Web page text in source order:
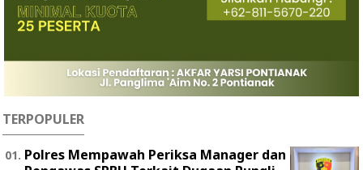
TERPOPULER
Polres Mempawah Periksa Manager dan